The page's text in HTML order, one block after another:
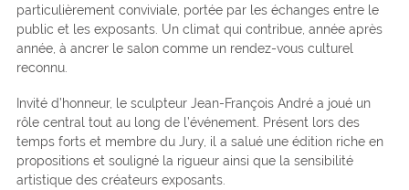
particulièrement conviviale, portée par les échanges entre le
public et les exposants. Un climat qui contribue, année après
année, à ancrer le salon comme un rendez-vous culturel
reconnu.
Invité d’honneur, le sculpteur Jean-François André a joué un
rôle central tout au long de l’événement. Présent lors des
temps forts et membre du Jury, il a salué une édition riche en
propositions et souligné la rigueur ainsi que la sensibilité
artistique des créateurs exposants.